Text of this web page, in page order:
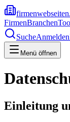
FirmenBranchen
SucheAnmelden
Menü öffnen
Einleitung